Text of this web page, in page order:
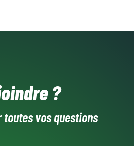
?
toutes vos questions